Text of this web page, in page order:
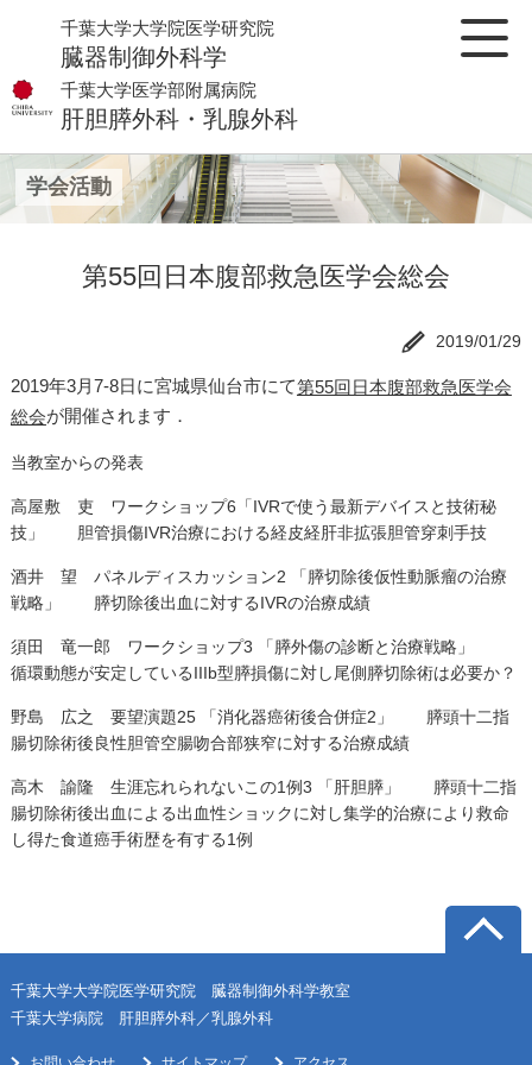
千葉大学大学院医学研究院
臓器制御外科学
千葉大学医学部附属病院
肝胆膵外科・乳腺外科
学会活動
第55回日本腹部救急医学会総会
2019/01/29
2019年3月7-8日に宮城県仙台市にて第55回日本腹部救急医学会
総会が開催されます．
当教室からの発表
高屋敷 吏 ワークショップ6「IVRで使う最新デバイスと技術秘
技」 胆管損傷IVR治療における経皮経肝非拡張胆管穿刺手技
酒井 望 パネルディスカッション2 「膵切除後仮性動脈瘤の治療
戦略」 膵切除後出血に対するIVRの治療成績
須田 竜一郎 ワークショップ3 「膵外傷の診断と治療戦略」
循環動態が安定しているIIIb型膵損傷に対し尾側膵切除術は必要か？
野島 広之 要望演題25 「消化器癌術後合併症2」 膵頭十二指
腸切除術後良性胆管空腸吻合部狭窄に対する治療成績
高木 諭隆 生涯忘れられないこの1例3 「肝胆膵」 膵頭十二指
腸切除術後出血による出血性ショックに対し集学的治療により救命
し得た食道癌手術歴を有する1例
千葉大学大学院医学研究院 臓器制御外科学教室
千葉大学病院 肝胆膵外科／乳腺外科